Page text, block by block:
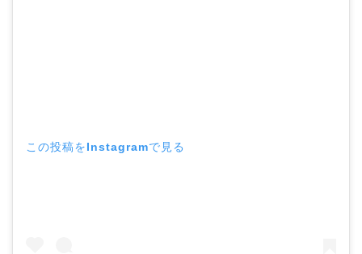
この投稿をInstagramで見る